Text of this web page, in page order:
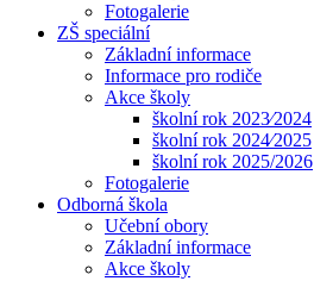
Fotogalerie
ZŠ speciální
Základní informace
Informace pro rodiče
Akce školy
školní rok 2023⁄2024
školní rok 2024⁄2025
školní rok 2025/2026
Fotogalerie
Odborná škola
Učební obory
Základní informace
Akce školy